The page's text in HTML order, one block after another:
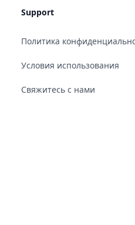
Support
Политика
Условия использования
Свяжитесь с нами